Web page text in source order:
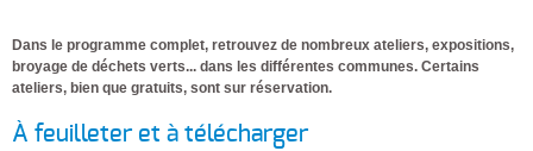
Dans le programme complet, retrouvez de nombreux ateliers, expositions,
broyage de déchets verts... dans les différentes communes. Certains
ateliers, bien que gratuits, sont sur réservation.
À feuilleter et à télécharger